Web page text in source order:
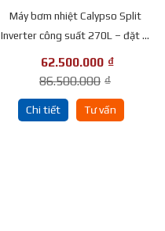
Máy bơm nhiệt Calypso Split
Inverter công suất 270L – đặt ...
62.500.000 ₫
86.500.000 ₫
Chi tiết Tư vấn